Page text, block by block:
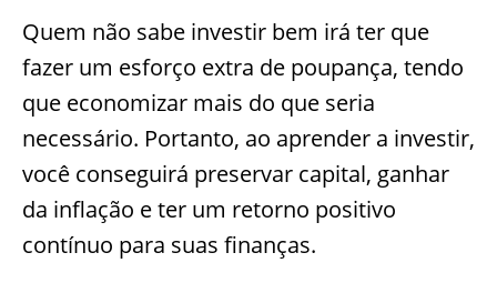
Quem não sabe investir bem irá ter que
fazer um esforço extra de poupança, tendo
que economizar mais do que seria
necessário. Portanto, ao aprender a investir,
você conseguirá preservar capital, ganhar
da inflação e ter um retorno positivo
contínuo para suas finanças.